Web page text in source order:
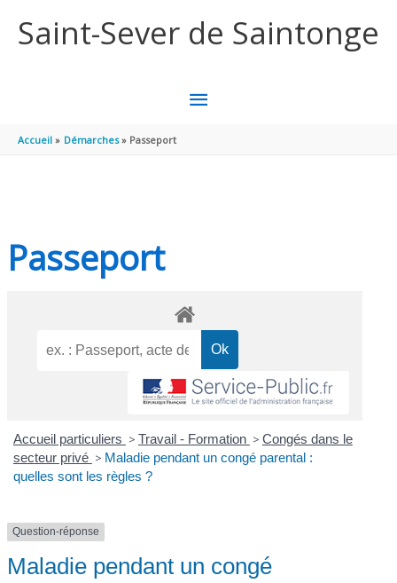
Saint-Sever de Saintonge
MENU
Accueil Démarches Passeport
Passeport
Accueil particuliers > Travail - Formation > Congés dans le
secteur privé > Maladie pendant un congé parental :
quelles sont les règles ?
Question-réponse
Maladie pendant un congé